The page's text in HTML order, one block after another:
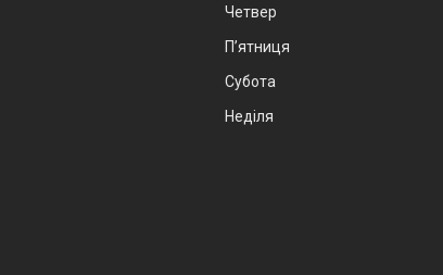
Четвер
Пʼятниця
Субота
Неділя